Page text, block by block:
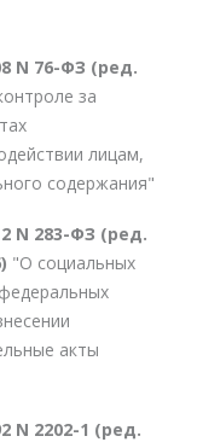
N 76-ФЗ (ред.
за
лицам,
содержания"
N 283-ФЗ (ред.
"О социальных
акты
N 2202-1 (ред.